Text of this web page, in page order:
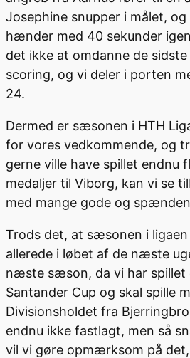
Josephine snupper i målet,
hænder med 40 sekunder
det ikke at omdanne de
scoring, og vi deler i porten
24.
Dermed er sæsonen i HTH
for vores vedkommende, og
gerne ville have spillet endnu
medaljer til Viborg, kan vi se
med mange gode og
Trods det, at sæsonen i
allerede i løbet af de næste
næste sæson, da vi har spillet
Santander Cup og skal spille
Divisionsholdet fra
endnu ikke fastlagt, men så
vil vi gøre opmærksom på